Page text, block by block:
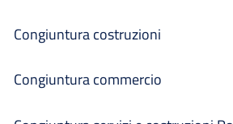
Congiuntura costruzioni
Congiuntura commercio